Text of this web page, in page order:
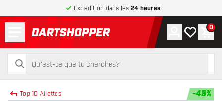
Expédition dans les 24 heures
retour à la page d’accueil
rechercher
rechercher
Compte
Ma liste0
Top 10 Ailettes -45%